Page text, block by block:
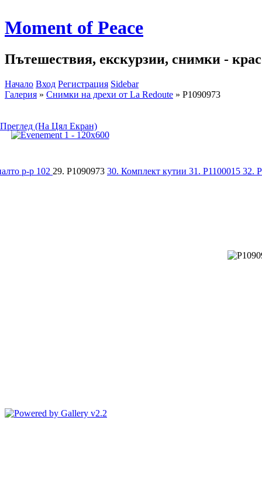
Moment of Peace
Пътешествия, екскурзии, снимки -
Начало Вход Регистрация Sidebar
Галерия » Снимки на дрехи от La Redoute » P1090973
Преглед (На Цял Екран)
р-р 102 29. P1090973 30. Комплект кутии 31. P1100015 32.